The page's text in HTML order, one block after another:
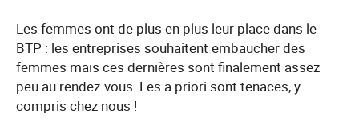
Les femmes ont de plus en plus leur place dans le
BTP : les entreprises souhaitent embaucher des
femmes mais ces dernières sont finalement assez
peu au rendez-vous. Les a priori sont tenaces, y
compris chez nous !